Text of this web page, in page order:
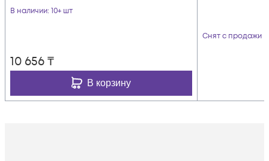
В наличии: 10+ шт
10 656₸
В корзину
Снят с продажи